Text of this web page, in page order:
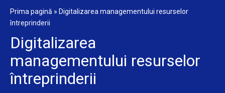
Prima pagină » Digitalizarea managementului resurselor
întreprinderii
Digitalizarea
managementului resurselor
întreprinderii